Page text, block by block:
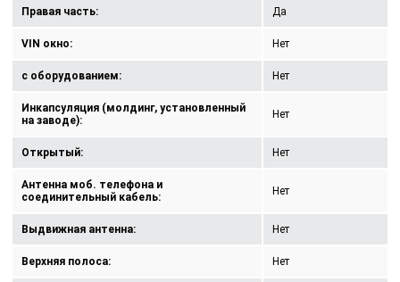
Правая часть: Да
VIN окно: Нет
с оборудованием: Нет
Инкапсуляция (молдинг, установленный
на заводе):
Нет
Открытый: Нет
Антенна моб. телефона и
соединительный кабель:
Нет
Выдвижная антенна: Нет
Верхняя полоса: Нет